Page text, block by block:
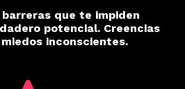
que te impiden
potencial. Creencias
inconscientes.